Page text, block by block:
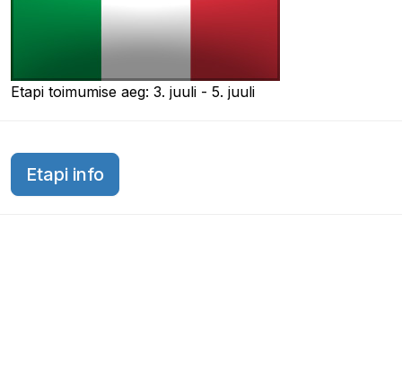
Etapi toimumise aeg: 3. juuli - 5. juuli
Etapi info